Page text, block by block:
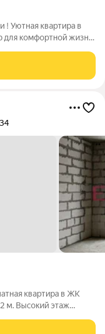
! Уютная квартира в
Сергиево-
квартира в ЖК
Ever расположен в